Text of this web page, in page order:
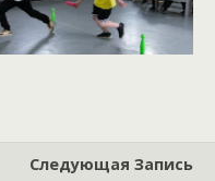
Следующая Запись